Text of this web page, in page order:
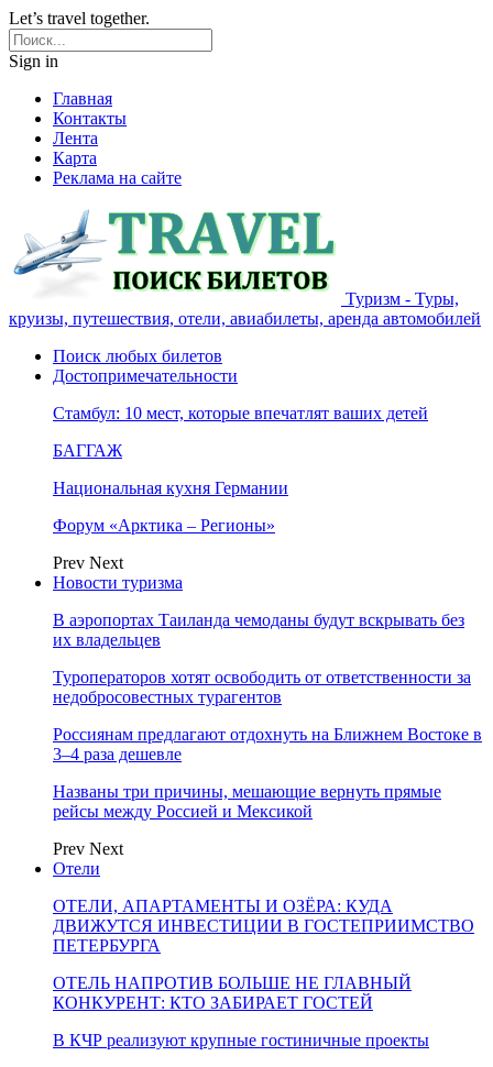
Let’s travel together.
Sign in
Главная
Контакты
Лента
Карта
Реклама на сайте
Туризм - Туры,
круизы, путешествия, отели, авиабилеты, аренда автомобилей
Поиск любых билетов
Достопримечательности
Стамбул: 10 мест, которые впечатлят ваших детей
БАГГАЖ
Национальная кухня Германии
Форум «Арктика – Регионы»
Prev Next
Новости туризма
В аэропортах Таиланда чемоданы будут вскрывать без
их владельцев
Туроператоров хотят освободить от ответственности за
недобросовестных турагентов
Россиянам предлагают отдохнуть на Ближнем Востоке в
3–4 раза дешевле
Названы три причины, мешающие вернуть прямые
рейсы между Россией и Мексикой
Prev Next
Отели
ОТЕЛИ, АПАРТАМЕНТЫ И ОЗЁРА: КУДА
ДВИЖУТСЯ ИНВЕСТИЦИИ В ГОСТЕПРИИМСТВО
ПЕТЕРБУРГА
ОТЕЛЬ НАПРОТИВ БОЛЬШЕ НЕ ГЛАВНЫЙ
КОНКУРЕНТ: КТО ЗАБИРАЕТ ГОСТЕЙ
В КЧР реализуют крупные гостиничные проекты